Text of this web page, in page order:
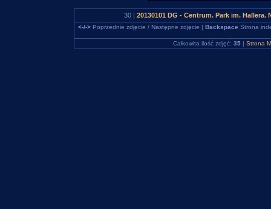
30 | 20130101 DG - Centrum. Park im.
<-/->Poprzednie zdjęcie / Następne zdjęcie | Backspace Strona
Całkowita ilość zdjęć: 35 | Strona